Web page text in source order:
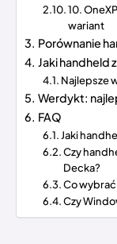
10.
wariant
Porównanie
Jaki handheld
Najlepsze
Werdykt:
FAQ
Jaki
Czy
Decka?
Co wybrać
Czy